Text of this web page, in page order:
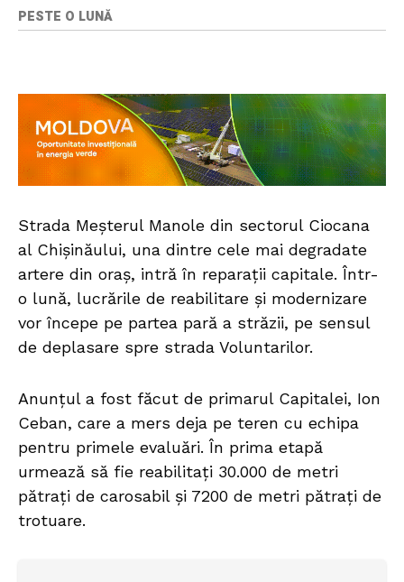
PESTE O LUNĂ
Strada Meșterul Manole din sectorul Ciocana
al Chișinăului, una dintre cele mai degradate
artere din oraș, intră în reparații capitale. Într-
o lună, lucrările de reabilitare și modernizare
vor începe pe partea pară a străzii, pe sensul
de deplasare spre strada Voluntarilor.
Anunțul a fost făcut de primarul Capitalei, Ion
Ceban, care a mers deja pe teren cu echipa
pentru primele evaluări. În prima etapă
urmează să fie reabilitați 30.000 de metri
pătrați de carosabil și 7200 de metri pătrați de
trotuare.